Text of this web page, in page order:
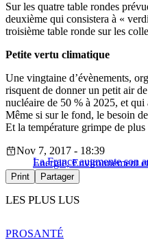
Sur les quatre table rondes
deuxième qui consistera à «
troisième table ronde sur les
Petite vertu climatique
Une vingtaine d’évènements,
risquent de donner un petit air
nucléaire de 50 % à 2025, et qui
Même si sur le fond, le besoin
Et la température grimpe de
La France augmente son
Nov 7, 2017 - 18:39
Energie, Environnement
Print Partager
LES PLUS LUS
PROSANTÉ